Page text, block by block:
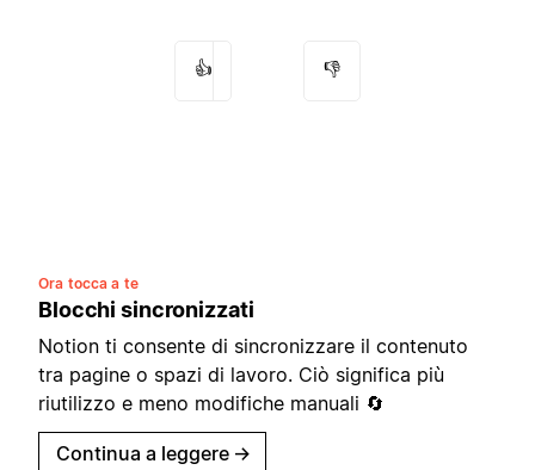
👍 👎
Ora tocca a te
Blocchi sincronizzati
Notion ti consente di sincronizzare il contenuto
tra pagine o spazi di lavoro. Ciò significa più
riutilizzo e meno modifiche manuali 🔄
Continua a leggere →